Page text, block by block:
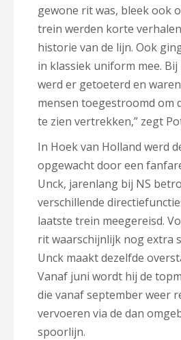
gewone rit was, bleek ook
trein werden korte
historie van de lijn. Ook
in klassiek uniform mee.
werd er getoeterd en
mensen toegestroomd om
te zien vertrekken,” zegt
In Hoek van Holland werd
opgewacht door een
Unck, jarenlang bij NS
verschillende
laatste trein meegereisd.
rit waarschijnlijk nog extra
Unck maakt dezelfde
Vanaf juni wordt hij de
die vanaf september weer
vervoeren via de dan
spoorlijn.